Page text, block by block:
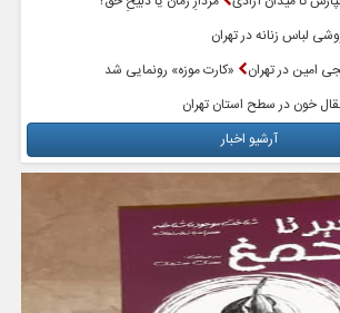
لباس زنانه در تهران
امین در تهران
«کارت موزه» رونمایی شد
آرشیو اخبار